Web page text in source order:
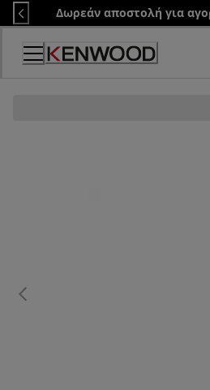
Skip
to
Content
Δωρεάν αποστολή για